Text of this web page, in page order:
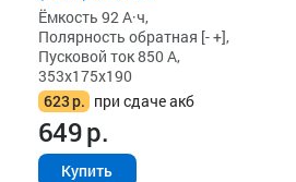
Ёмкость 92 А·ч,
Полярность обратная [- +],
Пусковой ток 850 А,
353x175x190
623р. при сдаче акб
649р.
Купить